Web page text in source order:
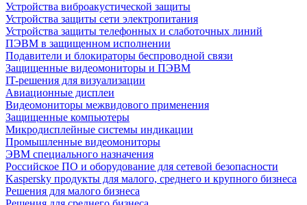
Устройства виброакустической защиты
Устройства защиты сети электропитания
Устройства защиты телефонных и слаботочных линий
ПЭВМ в защищенном исполнении
Подавители и блокираторы беспроводной связи
Защищенные видеомониторы и ПЭВМ
IT-решения для визуализации
Авиационные дисплеи
Видеомониторы межвидового применения
Защищенные компьютеры
Микродисплейные системы индикации
Промышленные видеомониторы
ЭВМ специального назначения
Российское ПО и оборудование для сетевой безопасности
Kaspersky продукты для малого, среднего и крупного бизнеса
Решения для малого бизнеса